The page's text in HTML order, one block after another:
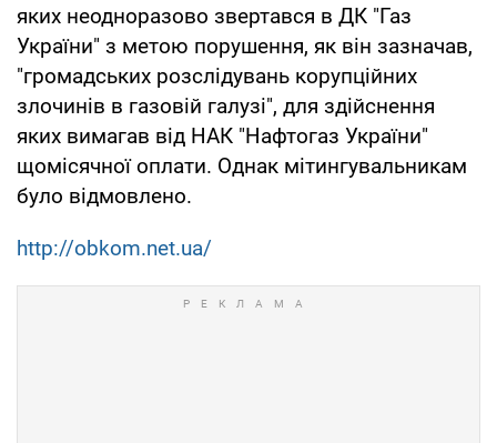
яких неодноразово звертався в ДК "Газ
України" з метою порушення, як він зазначав,
"громадських розслідувань корупційних
злочинів в газовій галузі", для здійснення
яких вимагав від НАК "Нафтогаз України"
щомісячної оплати. Однак мітингувальникам
було відмовлено.
http://obkom.net.ua/